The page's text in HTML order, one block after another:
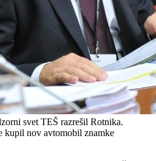
svet TEŠ razrešil Rotnika.
kupil nov avtomobil znamke